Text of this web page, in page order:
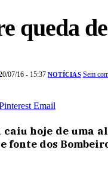
queda
07/16 - 15:37 NOTÍCIAS Sem
Email
hoje de uma
fonte dos